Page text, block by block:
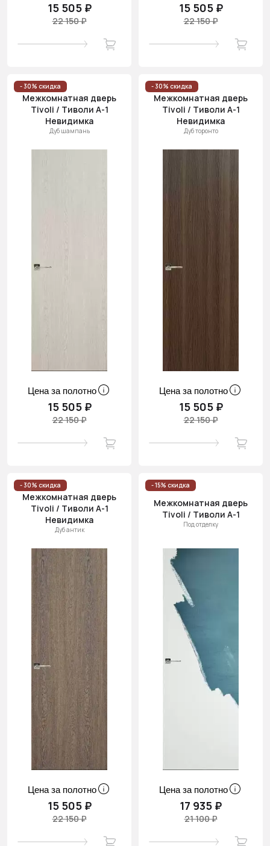
15 505 ₽
22 150 ₽
15 505 ₽
22 150 ₽
- 30% скидка
Межкомнатная дверь
Tivoli / Тиволи А-1
Невидимка
Дуб шампань
Цена за полотно
15 505 ₽
22 150 ₽
- 30% скидка
Межкомнатная дверь
Tivoli / Тиволи А-1
Невидимка
Дуб торонто
Цена за полотно
15 505 ₽
22 150 ₽
- 30% скидка
Межкомнатная дверь
Tivoli / Тиволи А-1
Невидимка
Дуб антик
Цена за полотно
15 505 ₽
22 150 ₽
- 15% скидка
Межкомнатная дверь
Tivoli / Тиволи А-1
Под отделку
Цена за полотно
17 935 ₽
21 100 ₽